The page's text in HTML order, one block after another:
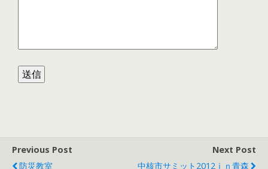
Previous Post
防災教室
Next Post
中核市サミット2012ⅰｎ青森